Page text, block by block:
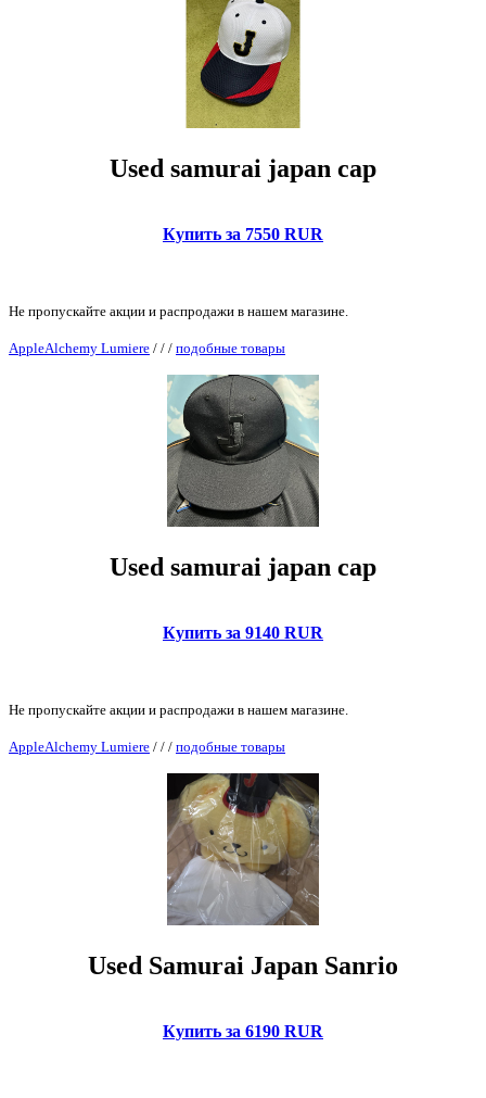
Used samurai japan cap
Купить за 7550 RUR
Не пропускайте акции и распродажи в нашем магазине.
AppleAlchemy Lumiere / / / подобные товары
Used samurai japan cap
Купить за 9140 RUR
Не пропускайте акции и распродажи в нашем магазине.
AppleAlchemy Lumiere / / / подобные товары
Used Samurai Japan Sanrio
Купить за 6190 RUR